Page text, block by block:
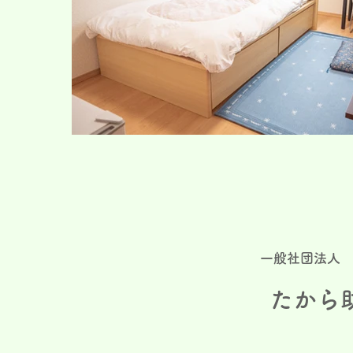
一般社団法人
たから